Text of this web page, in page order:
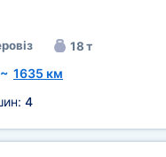
18 т
~ 1635 км
4